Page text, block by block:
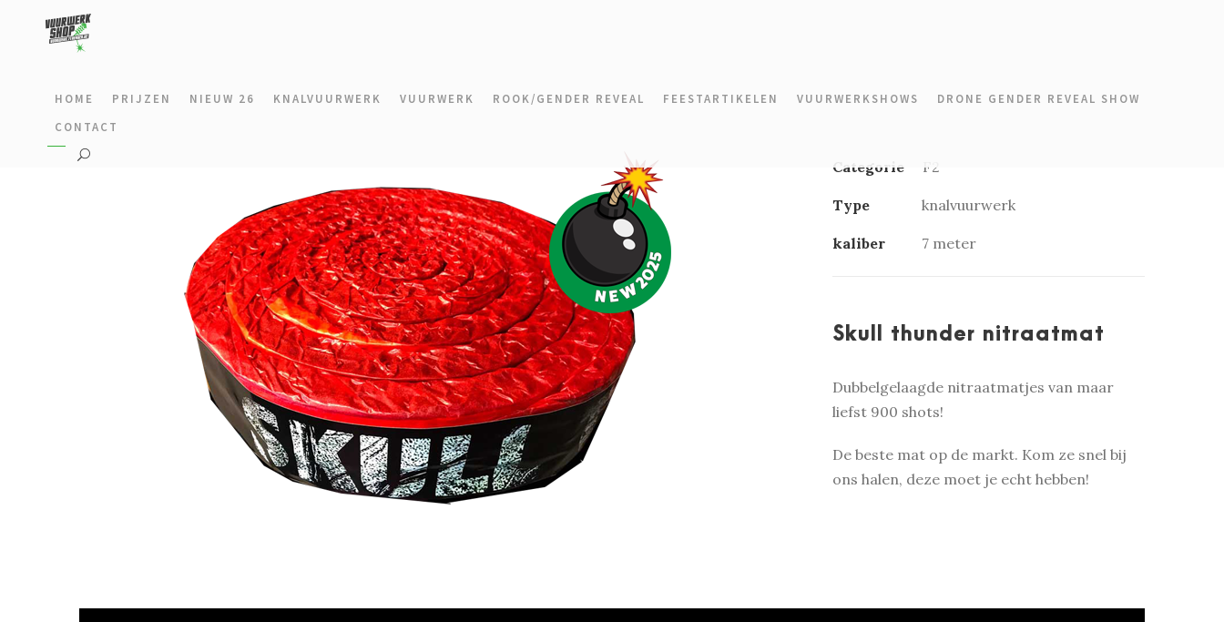
HOME PRIJZEN NIEUW 26 KNALVUURWERK VUURWERK ROOK/GENDER REVEAL FEESTARTIKELEN VUURWERKSHOWS
DRONE GENDER REVEAL SHOW
CONTACT
Categorie F2
Type knalvuurwerk
kaliber 7 meter
Skull thunder nitraatmat
Dubbelgelaagde nitraatmatjes van maar
liefst 900 shots!
De beste mat op de markt. Kom ze snel bij
ons halen, deze moet je echt hebben!